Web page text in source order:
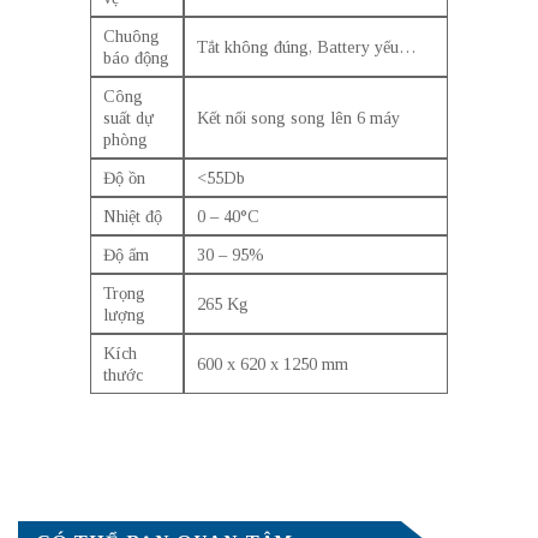
Chuông
báo động
Tắt không đúng, Battery yếu…
Công
suất dự
phòng
Kết nối song song lên 6 máy
Độ ồn
<55Db
Nhiệt độ
0 – 40°C
Độ ẩm
30 – 95%
Trọng
lượng
265 Kg
Kích
thước
600 x 620 x 1250 mm